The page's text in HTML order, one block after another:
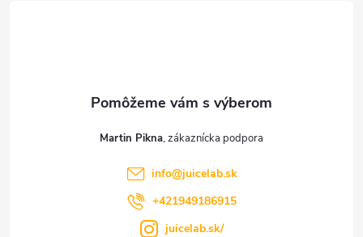
Martin Pikna
info@juicelab.sk
+421949186915
juicelab.sk/